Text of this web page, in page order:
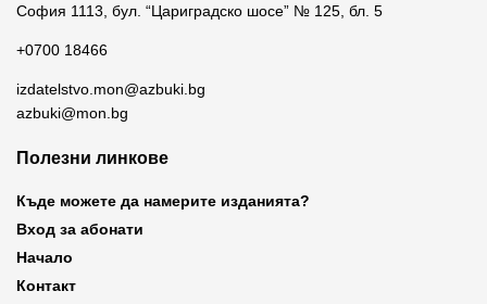
София 1113, бул. “Цариградско шосе” № 125, бл. 5
+0700 18466
izdatelstvo.mon@azbuki.bg
azbuki@mon.bg
Полезни линкове
Къде можете да намерите изданията?
Вход за абонати
Начало
Контакт